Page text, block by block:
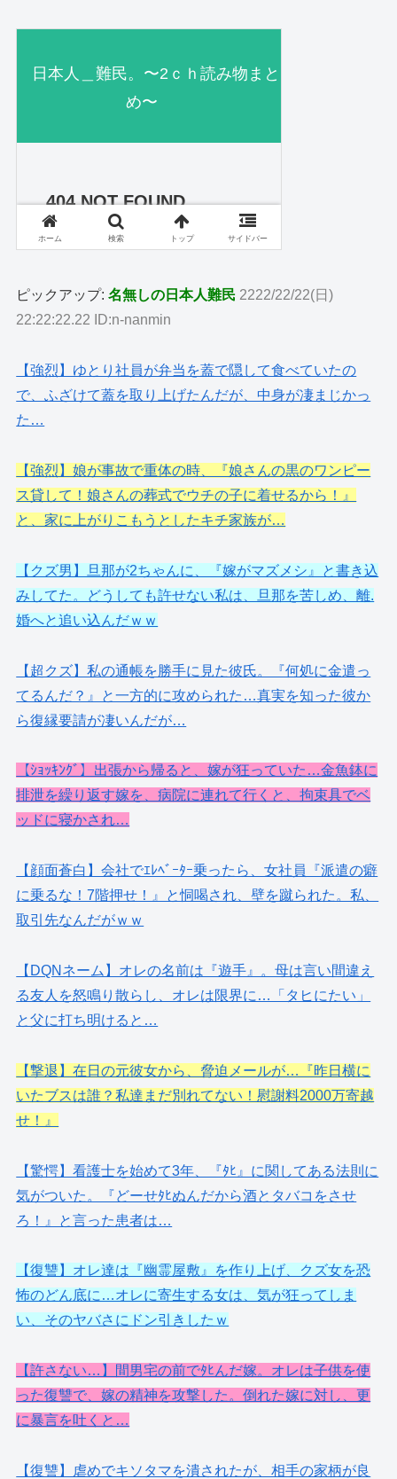
ピックアップ:名無しの日本人難民 2222/22/22(日)
22:22:22.22 ID:n-nanmin
【強烈】ゆとり社員が弁当を蓋で隠して食べていたの
で、ふざけて蓋を取り上げたんだが、中身が凄まじかっ
た…
【強烈】娘が事故で重体の時、『娘さんの黒のワンピー
ス貸して！娘さんの葬式でウチの子に着せるから！』
と、家に上がりこもうとしたキチ家族が…
【クズ男】旦那が2ちゃんに、『嫁がマズメシ』と書き込
みしてた。どうしても許せない私は、旦那を苦しめ、離.
婚へと追い込んだｗｗ
【超クズ】私の通帳を勝手に見た彼氏。『何処に金遣っ
てるんだ？』と一方的に攻められた…真実を知った彼か
ら復縁要請が凄いんだが…
【ｼｮｯｷﾝｸﾞ】出張から帰ると、嫁が狂っていた…金魚鉢に
排泄を繰り返す嫁を、病院に連れて行くと、拘束具でベ
ッドに寝かされ…
【顔面蒼白】会社でｴﾚﾍﾞｰﾀｰ乗ったら、女社員『派遣の癖
に乗るな！7階押せ！』と恫喝され、壁を蹴られた。私、
取引先なんだがｗｗ
【DQNネーム】オレの名前は『遊手』。母は言い間違え
る友人を怒鳴り散らし、オレは限界に…「タヒにたい」
と父に打ち明けると…
【撃退】在日の元彼女から、脅迫メールが…『昨日横に
いたブスは誰？私達まだ別れてない！慰謝料2000万寄越
せ！』
【驚愕】看護士を始めて3年、『ﾀﾋ』に関してある法則に
気がついた。『どーせﾀﾋぬんだから酒とタバコをさせ
ろ！』と言った患者は…
【復讐】オレ達は『幽霊屋敷』を作り上げ、クズ女を恐
怖のどん底に…オレに寄生する女は、気が狂ってしま
い、そのヤバさにドン引きしたｗ
【許さない…】間男宅の前でﾀﾋんだ嫁。オレは子供を使
った復讐で、嫁の精神を攻撃した。倒れた嫁に対し、更
に暴言を吐くと…
【復讐】虐めでキソタマを潰されたが、相手の家柄が良